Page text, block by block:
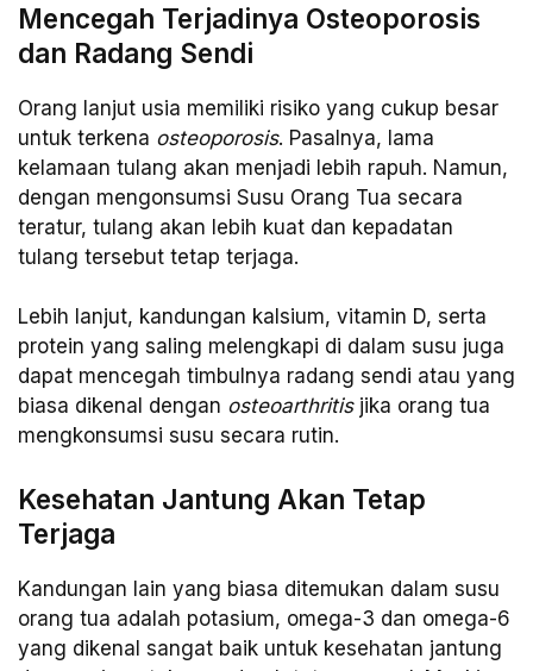
Mencegah Terjadinya Osteoporosis
dan Radang Sendi
Orang lanjut usia memiliki risiko yang cukup besar
untuk terkena osteoporosis. Pasalnya, lama
kelamaan tulang akan menjadi lebih rapuh. Namun,
dengan mengonsumsi Susu Orang Tua secara
teratur, tulang akan lebih kuat dan kepadatan
tulang tersebut tetap terjaga.
Lebih lanjut, kandungan kalsium, vitamin D, serta
protein yang saling melengkapi di dalam susu juga
dapat mencegah timbulnya radang sendi atau yang
biasa dikenal dengan osteoarthritisjika orang tua
mengkonsumsi susu secara rutin.
Kesehatan Jantung Akan Tetap
Terjaga
Kandungan lain yang biasa ditemukan dalam susu
orang tua adalah potasium, omega-3 dan omega-6
yang dikenal sangat baik untuk kesehatan jantung